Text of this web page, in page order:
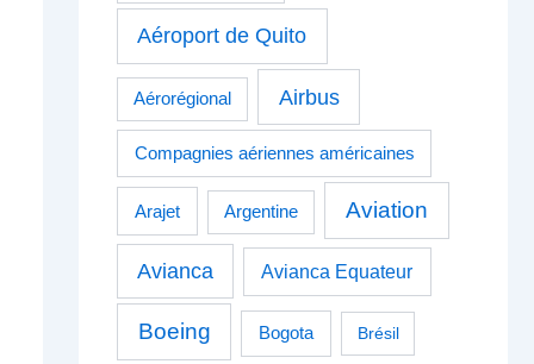
Aéroport de Quito
Aérorégional Airbus
Compagnies aériennes américaines
Arajet Argentine Aviation
Avianca Avianca Equateur
Boeing Bogota Brésil